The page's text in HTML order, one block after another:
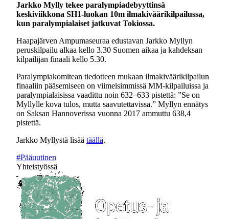
Jarkko Mylly tekee paralympiadebyyttinsä
keskiviikkona SH1-luokan 10m ilmakiväärikilpailussa,
kun paralympialaiset jatkuvat Tokiossa.
Haapajärven Ampumaseuraa edustavan Jarkko Myllyn
peruskilpailu alkaa kello 3.30 Suomen aikaa ja kahdeksan
kilpailijan finaali kello 5.30.
Paralympiakomitean tiedotteen mukaan ilmakiväärikilpailun
finaaliin pääsemiseen on viimeisimmissä MM-kilpailuissa ja
paralympialaisissa vaadittu noin 632–633 pistettä: ”Se on
Myllylle kova tulos, mutta saavutettavissa.” Myllyn ennätys
on Saksan Hannoverissa vuonna 2017 ammuttu 638,4
pistettä.
Jarkko Myllystä lisää täällä.
#Pääuutinen
Yhteistyössä